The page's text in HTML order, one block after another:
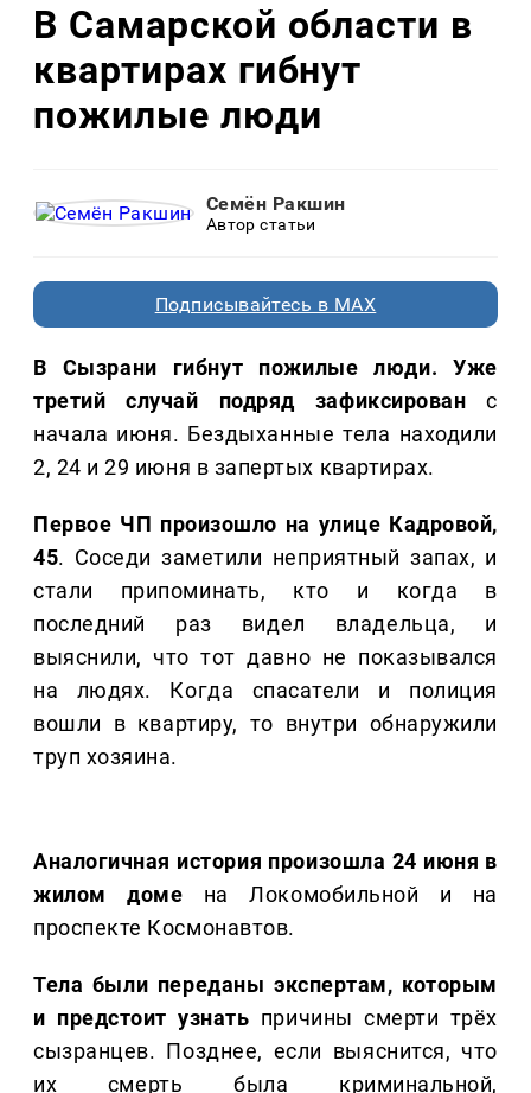
В Самарской области в
квартирах гибнут
пожилые люди
Семён Ракшин
Автор статьи
Подписывайтесь в MAX
В Сызрани гибнут пожилые люди. Уже
третий случай подряд зафиксирован с
начала июня. Бездыханные тела находили
2, 24 и 29 июня в запертых квартирах.
Первое ЧП произошло на улице Кадровой,
45. Соседи заметили неприятный запах, и
стали припоминать, кто и когда в
последний раз видел владельца, и
выяснили, что тот давно не показывался
на людях. Когда спасатели и полиция
вошли в квартиру, то внутри обнаружили
труп хозяина.
Аналогичная история произошла 24 июня в
жилом доме на Локомобильной и на
проспекте Космонавтов.
Тела были переданы экспертам, которым
и предстоит узнать причины смерти трёх
сызранцев. Позднее, если выяснится, что
их смерть была криминальной,